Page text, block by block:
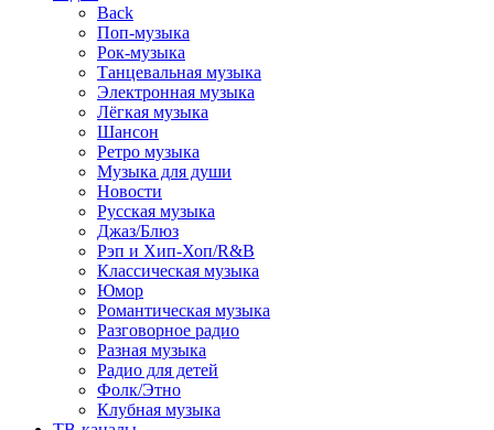
Back
Поп-музыка
Рок-музыка
Танцевальная музыка
Электронная музыка
Лёгкая музыка
Шансон
Ретро музыка
Музыка для души
Новости
Русская музыка
Джаз/Блюз
Рэп и Хип-Хоп/R&B
Классическая музыка
Юмор
Романтическая музыка
Разговорное радио
Разная музыка
Радио для детей
Фолк/Этно
Клубная музыка